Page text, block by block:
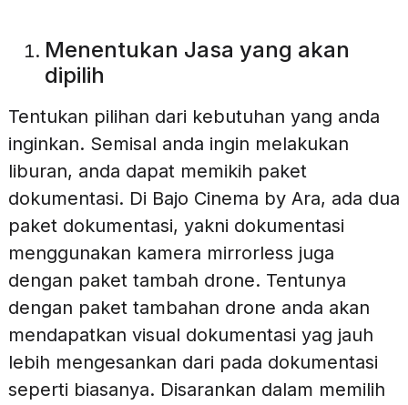
Menentukan Jasa yang akan
dipilih
Tentukan pilihan dari kebutuhan yang anda
inginkan. Semisal anda ingin melakukan
liburan, anda dapat memikih paket
dokumentasi. Di Bajo Cinema by Ara, ada dua
paket dokumentasi, yakni dokumentasi
menggunakan kamera mirrorless juga
dengan paket tambah drone. Tentunya
dengan paket tambahan drone anda akan
mendapatkan visual dokumentasi yag jauh
lebih mengesankan dari pada dokumentasi
seperti biasanya. Disarankan dalam memilih